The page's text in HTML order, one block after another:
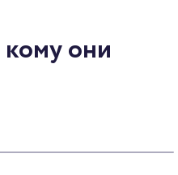
они